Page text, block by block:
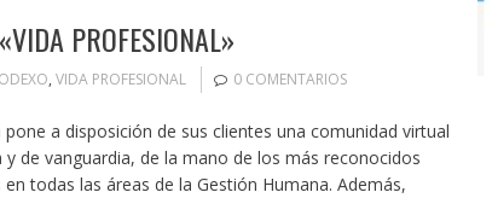
PROFESIONAL»
, VIDA PROFESIONAL 0 COMENTARIOS
a disposición de sus clientes una comunidad virtual
de vanguardia, de la mano de los más reconocidos
todas las áreas de la Gestión Humana. Además,